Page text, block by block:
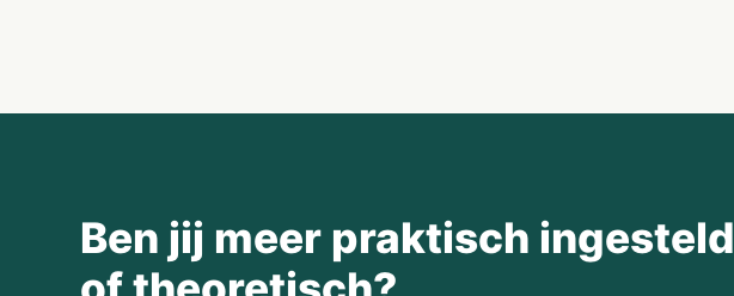
Ben jij meer praktisch ingesteld